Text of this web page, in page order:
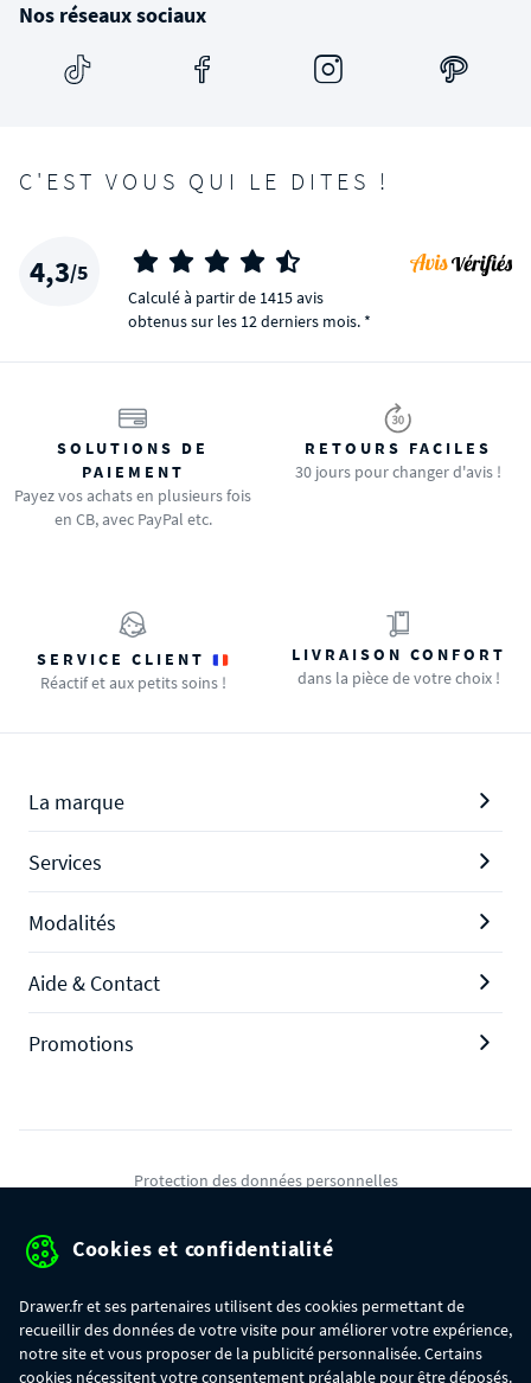
Nos réseaux sociaux
C'EST VOUS QUI LE DITES !
4,3/5
Calculé à partir de 1415 avis
obtenus sur les 12 derniers mois. *
SOLUTIONS DE
PAIEMENT
Payez vos achats en plusieurs fois
en CB, avec PayPal etc.
RETOURS FACILES
30 jours pour changer d'avis !
SERVICE CLIENT
Réactif et aux petits soins !
LIVRAISON CONFORT
dans la pièce de votre choix !
La marque
Services
Modalités
Aide & Contact
Promotions
Protection des données personnelles
Gérer mes cookies
Cookies et confidentialité
Drawer.fr et ses partenaires utilisent des cookies permettant de
recueillir des données de votre visite pour améliorer votre expérience,
notre site et vous proposer de la publicité personnalisée. Certains
cookies nécessitent votre consentement préalable pour être déposés.